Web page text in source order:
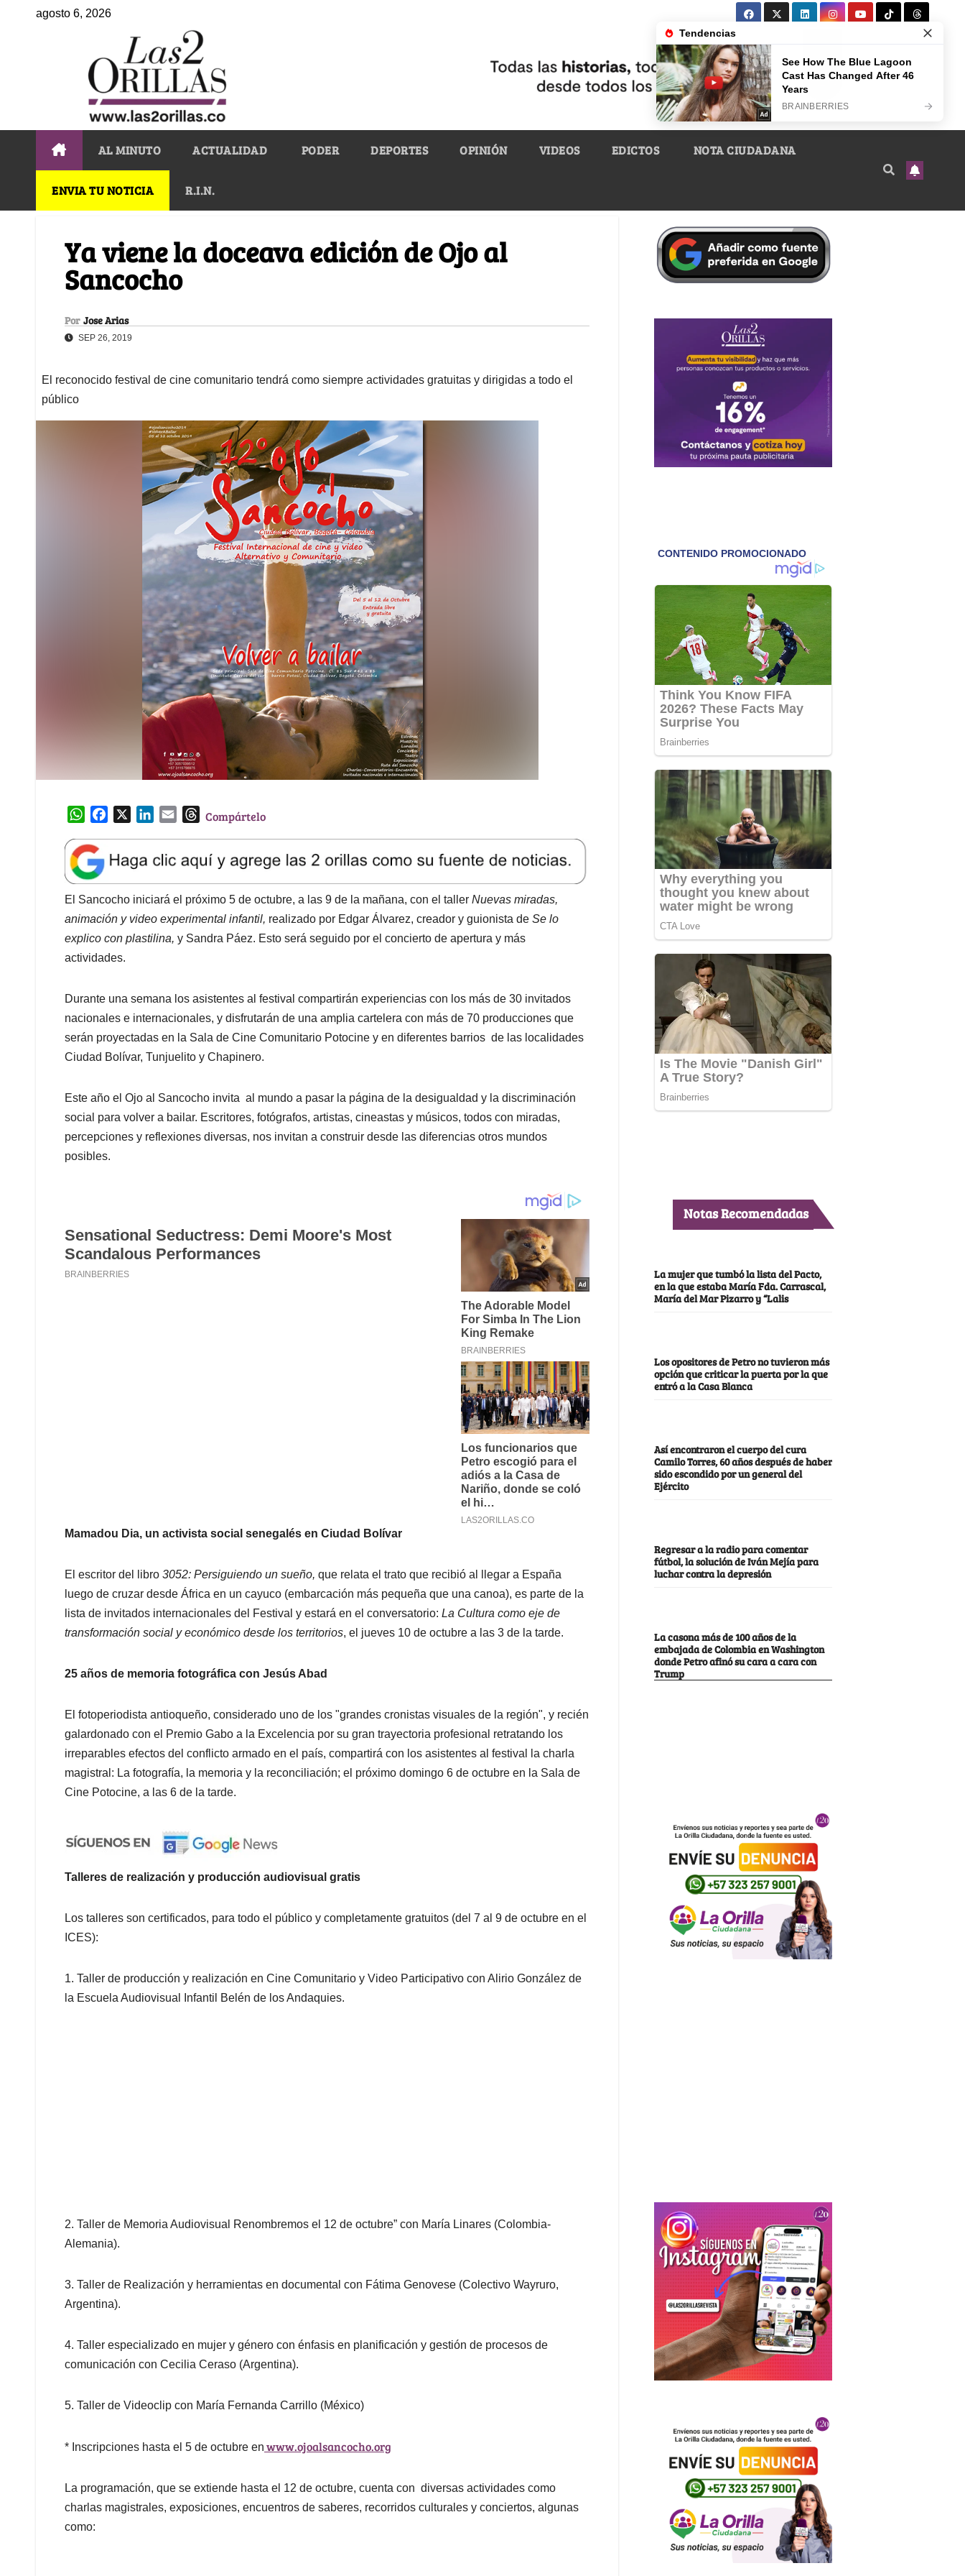
agosto 6, 2026
AL MINUTO ACTUALIDAD PODER DEPORTES OPINIÓN VIDEOS EDICTOS NOTA CIUDADANA
ENVIA TU NOTICIA R.I.N.
Ya viene la doceava edición de Ojo al
Sancocho
Por Jose Arias
SEP 26, 2019
El reconocido festival de cine comunitario tendrá como siempre actividades gratuitas y dirigidas a todo el
público
W
a
t
s
A
p
p
e
b
o
o
k
k
e
d
I
n
l
T
e
a
d
s
Compártelo
El Sancocho iniciará el próximo 5 de octubre, a las 9 de la mañana, con el taller Nuevas miradas,
animación y video experimental infantil, realizado por Edgar Álvarez, creador y guionista de Se lo
explico con plastilina, y Sandra Páez. Esto será seguido por el concierto de apertura y más
actividades.
Durante una semana los asistentes al festival compartirán experiencias con los más de 30 invitados
nacionales e internacionales, y disfrutarán de una amplia cartelera con más de 70 producciones que
serán proyectadas en la Sala de Cine Comunitario Potocine y en diferentes barrios de las localidades
Ciudad Bolívar, Tunjuelito y Chapinero.
Este año el Ojo al Sancocho invita al mundo a pasar la página de la desigualdad y la discriminación
social para volver a bailar. Escritores, fotógrafos, artistas, cineastas y músicos, todos con miradas,
percepciones y reflexiones diversas, nos invitan a construir desde las diferencias otros mundos
posibles.
Mamadou Dia, un activista social senegalés en Ciudad Bolívar
El escritor del libro 3052: Persiguiendo un sueño, que relata el trato que recibió al llegar a España
luego de cruzar desde África en un cayuco (embarcación más pequeña que una canoa), es parte de la
lista de invitados internacionales del Festival y estará en el conversatorio: La Cultura como eje de
transformación social y económico desde los territorios, el jueves 10 de octubre a las 3 de la tarde.
25 años de memoria fotográfica con Jesús Abad
El fotoperiodista antioqueño, considerado uno de los "grandes cronistas visuales de la región", y recién
galardonado con el Premio Gabo a la Excelencia por su gran trayectoria profesional retratando los
irreparables efectos del conflicto armado en el país, compartirá con los asistentes al festival la charla
magistral: La fotografía, la memoria y la reconciliación; el próximo domingo 6 de octubre en la Sala de
Cine Potocine, a las 6 de la tarde.
Talleres de realización y producción audiovisual gratis
Los talleres son certificados, para todo el público y completamente gratuitos (del 7 al 9 de octubre en el
ICES):
1. Taller de producción y realización en Cine Comunitario y Video Participativo con Alirio González de
la Escuela Audiovisual Infantil Belén de los Andaquies.
2. Taller de Memoria Audiovisual Renombremos el 12 de octubre” con María Linares (Colombia-
Alemania).
3. Taller de Realización y herramientas en documental con Fátima Genovese (Colectivo Wayruro,
Argentina).
4. Taller especializado en mujer y género con énfasis en planificación y gestión de procesos de
comunicación con Cecilia Ceraso (Argentina).
5. Taller de Videoclip con María Fernanda Carrillo (México)
* Inscripciones hasta el 5 de octubre en www.ojoalsancocho.org
La programación, que se extiende hasta el 12 de octubre, cuenta con diversas actividades como
charlas magistrales, exposiciones, encuentros de saberes, recorridos culturales y conciertos, algunas
como:
Notas Recomendadas
La mujer que tumbó la lista del Pacto,
en la que estaba María Fda. Carrascal,
María del Mar Pizarro y “Lalis
Los opositores de Petro no tuvieron más
opción que criticar la puerta por la que
entró a la Casa Blanca
Así encontraron el cuerpo del cura
Camilo Torres, 60 años después de haber
sido escondido por un general del
Ejército
Regresar a la radio para comentar
fútbol, la solución de Iván Mejía para
luchar contra la depresión
La casona más de 100 años de la
embajada de Colombia en Washington
donde Petro afinó su cara a cara con
Trump